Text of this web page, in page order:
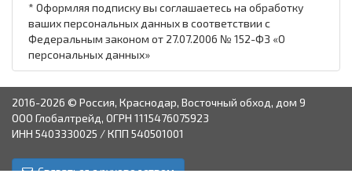
* Оформляя подписку вы соглашаетесь на обработку
ваших персональных данных в соответствии с
Федеральным законом от 27.07.2006 № 152-ФЗ «О
персональных данных»
2016-2026 © Россия, Краснодар, Восточный обход, дом 9
ООО Глобалтрейд, ОГРН 1115476075923
ИНН 5403330025 / КПП 540501001
Связаться с руководством